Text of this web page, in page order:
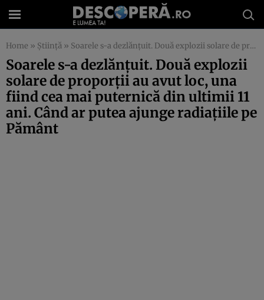
Home » Știință » Soarele s-a dezlănţuit. Două explozii solare de proporţii au avut loc, una fiind cea mai puternică din ultimii 11 ani. Când ar putea ajunge radiaţiile pe Pământ
Soarele s-a dezlănţuit. Două explozii
solare de proporţii au avut loc, una
fiind cea mai puternică din ultimii 11
ani. Când ar putea ajunge radiaţiile pe
Pământ